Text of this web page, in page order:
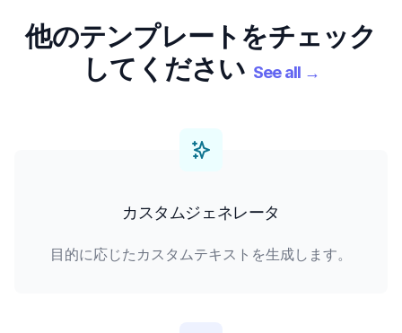
他のテンプレートをチェック
してください See all →
カスタムジェネレータ
目的に応じたカスタムテキストを生成します。